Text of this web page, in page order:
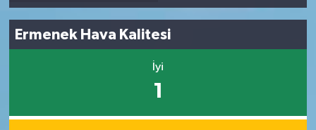
Ermenek Hava Kalitesi
İyi
1